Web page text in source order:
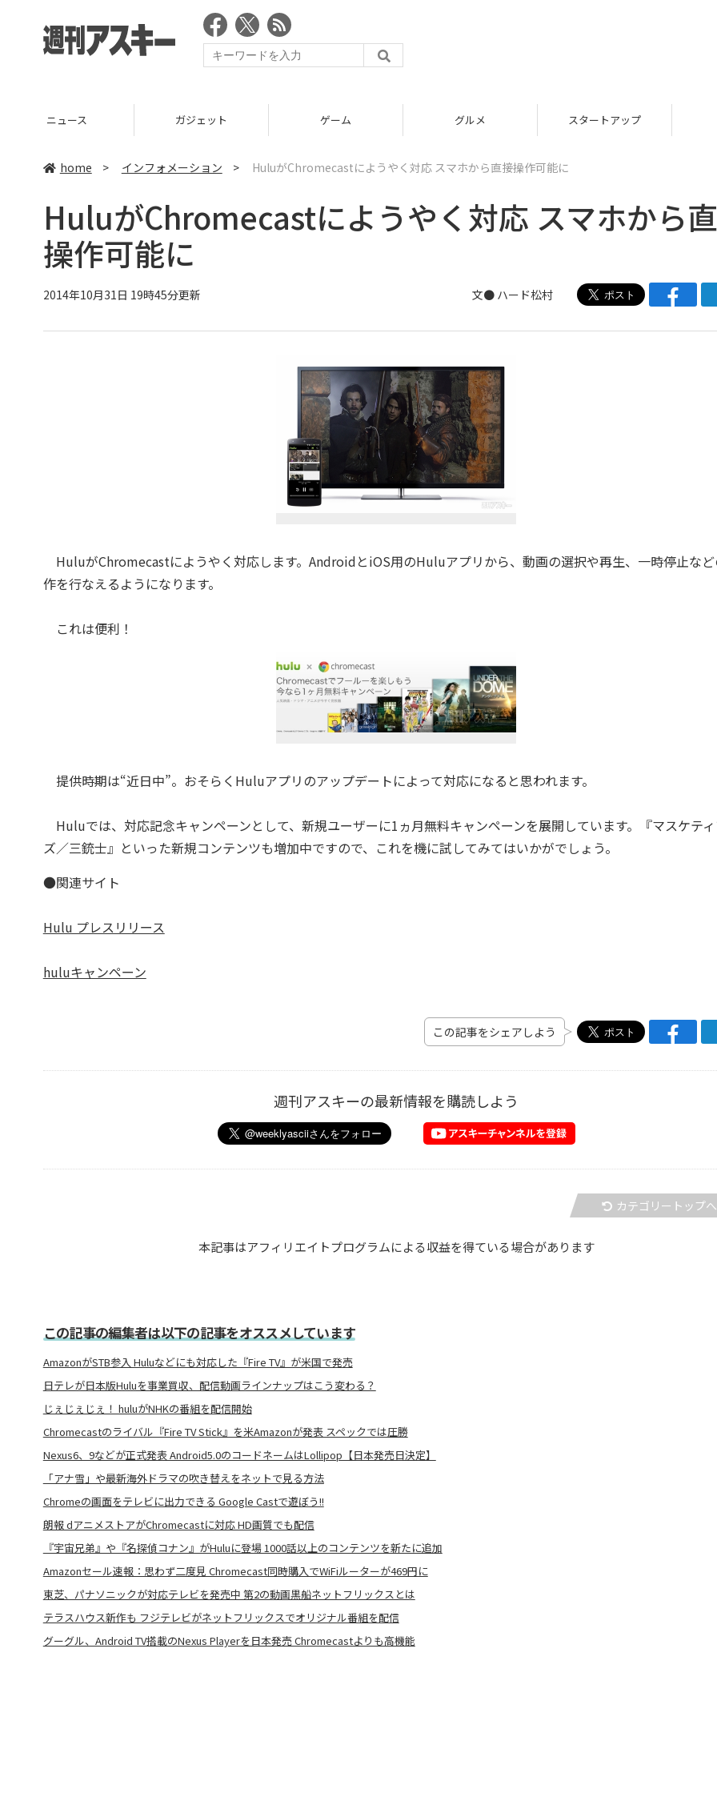
ニュース ガジェット ゲーム グルメ スタートアップ
home > インフォメーション > HuluがChromecastにようやく対応 スマホから直接操作可能に
HuluがChromecastにようやく対応 スマホから
操作可能に
2014年10月31日 19時45分更新 文● ハード松村
HuluがChromecastにようやく対応します。AndroidとiOS用のHuluアプリから、動画の選択や再生、一時停止な
作を行なえるようになります。
これは便利！
提供時期は“近日中”。おそらくHuluアプリのアップデートによって対応になると思われます。
Huluでは、対応記念キャンペーンとして、新規ユーザーに1ヵ月無料キャンペーンを展開しています。『マスケテ
ズ／三銃士』といった新規コンテンツも増加中ですので、これを機に試してみてはいかがでしょう。
●関連サイト
Hulu プレスリリース
huluキャンペーン
この記事をシェアしよう
週刊アスキーの最新情報を購読しよう
カテゴリートップへ
本記事はアフィリエイトプログラムによる収益を得ている場合があります
この記事の編集者は以下の記事をオススメしています
AmazonがSTB参入 Huluなどにも対応した『Fire TV』が米国で発売
日テレが日本版Huluを事業買収、配信動画ラインナップはこう変わる？
じぇじぇじぇ！ huluがNHKの番組を配信開始
Chromecastのライバル『Fire TV Stick』を米Amazonが発表 スペックでは圧勝
Nexus6、9などが正式発表 Android5.0のコードネームはLollipop【日本発売日決定】
「アナ雪」や最新海外ドラマの吹き替えをネットで見る方法
Chromeの画面をテレビに出力できる Google Castで遊ぼう!!
朗報 dアニメストアがChromecastに対応 HD画質でも配信
『宇宙兄弟』や『名探偵コナン』がHuluに登場 1000話以上のコンテンツを新たに追加
Amazonセール速報：思わず二度見 Chromecast同時購入でWiFiルーターが469円に
東芝、パナソニックが対応テレビを発売中 第2の動画黒船ネットフリックスとは
テラスハウス新作も フジテレビがネットフリックスでオリジナル番組を配信
グーグル、Android TV搭載のNexus Playerを日本発売 Chromecastよりも高機能